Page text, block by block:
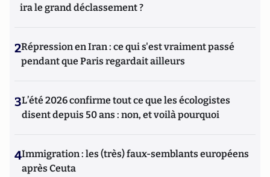
ira le grand déclassement ?
2Répression en Iran : ce qui s'est vraiment passé
pendant que Paris regardait ailleurs
3L’été 2026 confirme tout ce que les écologistes
disent depuis 50 ans : non, et voilà pourquoi
4Immigration : les (très) faux-semblants européens
après Ceuta